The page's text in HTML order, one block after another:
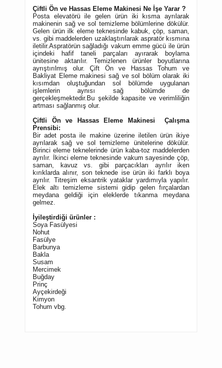
Çiftli Ön ve Hassas Eleme Makinesi Ne İşe Yarar ?
Posta elevatörü ile gelen ürün iki kısma ayrılarak
makinenin sağ ve sol temizleme bölümlerine dökülür.
Gelen ürün ilk eleme teknesinde kabuk, çöp, saman,
vs. gibi maddelerden uzaklaştırılarak aspratör kısmına
iletilir.Aspratörün sağladığı vakum emme gücü ile ürün
içindeki hafif taneli parçaları ayırarak boylama
ünitesine aktarılır. Temizlenen ürünler boyutlarına
ayrıştırılmış olur. Çift Ön ve Hassas Tohum ve
Bakliyat Eleme makinesi sağ ve sol bölüm olarak iki
kısımdan oluştuğundan sol bölümde uygulanan
işlemlerin aynısı sağ bölümde de
gerçekleşmektedir.Bu şekilde kapasite ve verimliliğin
artması sağlanmış olur.
Çiftli Ön ve Hassas Eleme Makinesi
Çalışma
Prensibi:
Bir adet posta ile makine üzerine iletilen ürün ikiye
ayrılarak sağ ve sol temizleme ünitelerine dökülür.
Birinci eleme teknelerinde ürün kaba-toz maddelerden
ayrılır. İkinci eleme teknesinde vakum sayesinde çöp,
saman, kavuz vs. gibi parçacıkları ayrılır iken
kırıklarda alınır, son teknede ise ürün iki farklı boya
ayrılır. Titreşim eksantrik yataklar yardımıyla yapılır.
Elek altı temizleme sistemi gidip gelen fırçalardan
meydana geldiği için eleklerde tıkanma meydana
gelmez.
İyileştirdiği ürünler :
Soya Fasülyesi
Nohut
Fasülye
Barbunya
Bakla
Susam
Mercimek
Buğday
Prinç
Ayçekirdeği
Kimyon
Tohum vbg.